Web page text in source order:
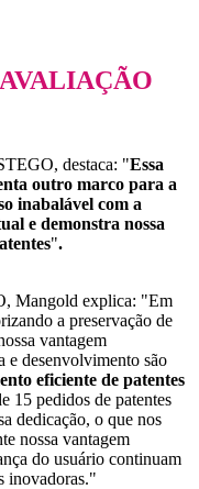
destaca: "Essa
outro marco para a
inabalável com a
e demonstra nossa
".
Mangold explica: "Em
a preservação de
vantagem
e desenvolvimento são
eficiente de patentes
15 pedidos de patentes
dedicação, o que nos
nossa vantagem
do usuário continuam
inovadoras."